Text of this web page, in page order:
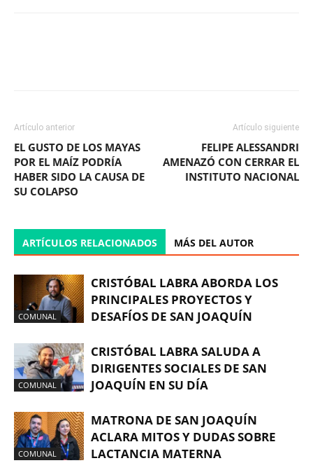
Artículo anterior
EL GUSTO DE LOS MAYAS
POR EL MAÍZ PODRÍA
HABER SIDO LA CAUSA DE
SU COLAPSO
Artículo siguiente
FELIPE ALESSANDRI
AMENAZÓ CON CERRAR EL
INSTITUTO NACIONAL
ARTÍCULOS RELACIONADOS MÁS DEL AUTOR
COMUNAL
CRISTÓBAL LABRA ABORDA LOS
PRINCIPALES PROYECTOS Y
DESAFÍOS DE SAN JOAQUÍN
COMUNAL
CRISTÓBAL LABRA SALUDA A
DIRIGENTES SOCIALES DE SAN
JOAQUÍN EN SU DÍA
COMUNAL
MATRONA DE SAN JOAQUÍN
ACLARA MITOS Y DUDAS SOBRE
LACTANCIA MATERNA